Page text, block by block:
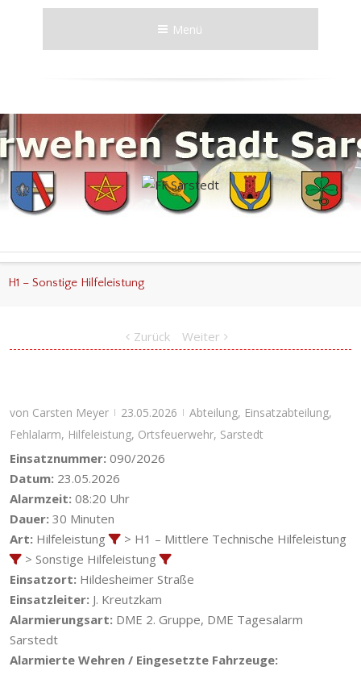
Menü
H1 – Sonstige Hilfeleistung
Zurück Weiter
von Carsten Meyer | 23.05.2026 | Abteilung, Einsatzabteilung,
Fehlalarm, Hilfeleistung, Ortsfeuerwehr, Sarstedt
Einsatznummer: 090/2026
Datum: 23.05.2026
Alarmzeit: 08:20 Uhr
Dauer: 30 Minuten
Art: Hilfeleistung
> H1 – Mittlere Technische Hilfeleistung
> Sonstige Hilfeleistung
Einsatzort: Hildesheimer Straße
Einsatzleiter: J. Kreutzkam
Alarmierungsart: DME 2. Gruppe, DME Tagesalarm
Sarstedt
Alarmierte Wehren / Eingesetzte Fahrzeuge: